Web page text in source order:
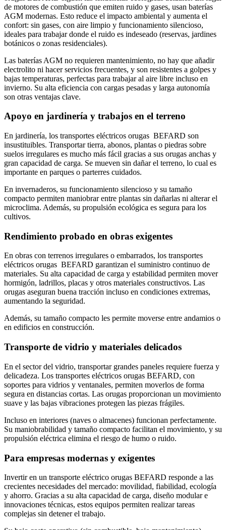
de motores de combustión que emiten ruido y gases, usan baterías
AGM modernas. Esto reduce el impacto ambiental y aumenta el
confort: sin gases, con aire limpio y funcionamiento silencioso,
ideales para trabajar donde el ruido es indeseado (reservas, jardines
botánicos o zonas residenciales).
Las baterías AGM no requieren mantenimiento, no hay que añadir
electrolito ni hacer servicios frecuentes, y son resistentes a golpes y
bajas temperaturas, perfectas para trabajar al aire libre incluso en
invierno. Su alta eficiencia con cargas pesadas y larga autonomía
son otras ventajas clave.
Apoyo en jardinería y trabajos en el terreno
En jardinería, los transportes eléctricos orugas BEFARD son
insustituibles. Transportar tierra, abonos, plantas o piedras sobre
suelos irregulares es mucho más fácil gracias a sus orugas anchas y
gran capacidad de carga. Se mueven sin dañar el terreno, lo cual es
importante en parques o parterres cuidados.
En invernaderos, su funcionamiento silencioso y su tamaño
compacto permiten maniobrar entre plantas sin dañarlas ni alterar el
microclima. Además, su propulsión ecológica es segura para los
cultivos.
Rendimiento probado en obras exigentes
En obras con terrenos irregulares o embarrados, los transportes
eléctricos orugas BEFARD garantizan el suministro continuo de
materiales. Su alta capacidad de carga y estabilidad permiten mover
hormigón, ladrillos, placas y otros materiales constructivos. Las
orugas aseguran buena tracción incluso en condiciones extremas,
aumentando la seguridad.
Además, su tamaño compacto les permite moverse entre andamios o
en edificios en construcción.
Transporte de vidrio y materiales delicados
En el sector del vidrio, transportar grandes paneles requiere fuerza y
delicadeza. Los transportes eléctricos orugas BEFARD, con
soportes para vidrios y ventanales, permiten moverlos de forma
segura en distancias cortas. Las orugas proporcionan un movimiento
suave y las bajas vibraciones protegen las piezas frágiles.
Incluso en interiores (naves o almacenes) funcionan perfectamente.
Su maniobrabilidad y tamaño compacto facilitan el movimiento, y su
propulsión eléctrica elimina el riesgo de humo o ruido.
Para empresas modernas y exigentes
Invertir en un transporte eléctrico orugas BEFARD responde a las
crecientes necesidades del mercado: movilidad, fiabilidad, ecología
y ahorro. Gracias a su alta capacidad de carga, diseño modular e
innovaciones técnicas, estos equipos permiten realizar tareas
complejas sin detener el trabajo.